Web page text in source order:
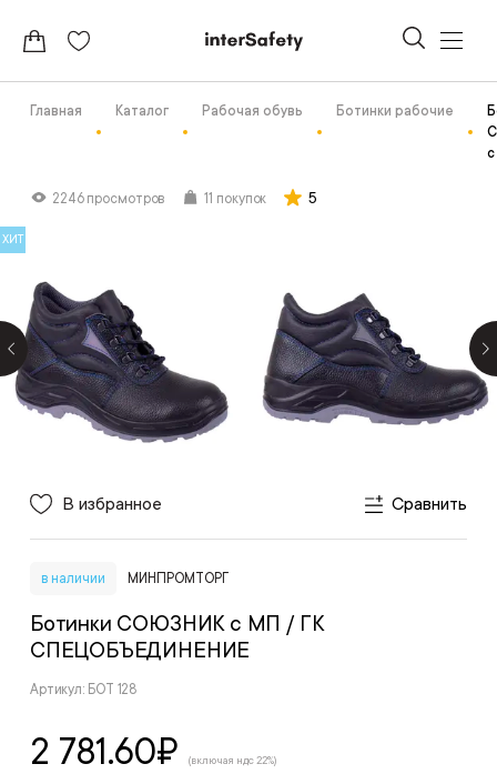
Главная Каталог Рабочая обувь Ботинки рабочие
2246 просмотров 11 покупок 5
ХИТ
В избранное Сравнить
в наличии МИНПРОМТОРГ
Ботинки СОЮЗНИК с МП / ГК
СПЕЦОБЪЕДИНЕНИЕ
Артикул: БОТ 128
2 781.60₽ (включая ндс 22%)